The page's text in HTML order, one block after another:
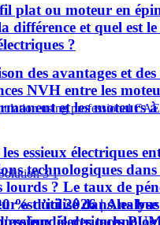
plat ou moteur en
différence et quel est
?
des avantages et
NVH entre les
et les moteurs
essieux électriques
technologiques dans
lourds ? Le taux de
% d’ici 2026 |
électriques
est utilisé dans les
des